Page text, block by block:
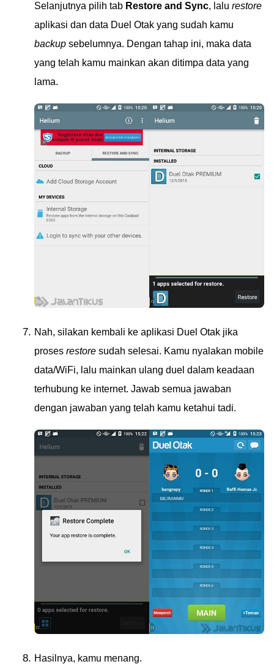
Selanjutnya pilih tab Restore and Sync, lalu restore
aplikasi dan data Duel Otak yang sudah kamu
backup sebelumnya. Dengan tahap ini, maka data
yang telah kamu mainkan akan ditimpa data yang
lama.
Nah, silakan kembali ke aplikasi Duel Otak jika
proses restore sudah selesai. Kamu nyalakan mobile
data/WiFi, lalu mainkan ulang duel dalam keadaan
terhubung ke internet. Jawab semua jawaban
dengan jawaban yang telah kamu ketahui tadi.
Hasilnya, kamu menang.